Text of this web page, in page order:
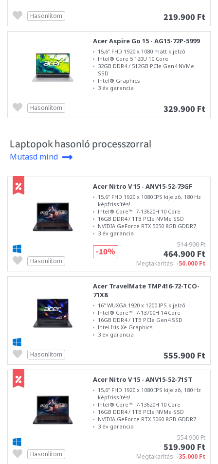
219.900 Ft
Hasonlítom
Acer Aspire Go 15 - AG15-72P-5999
15,6" FHD 1920 x 1080 matt kijelző
Intel® Core 5 120U 10 Core
32GB DDR4 / 512GB PCIe Gen4 NVMe
SSD
Intel® Graphics
3 év garancia
329.900 Ft
Hasonlítom
Laptopok hasonló processzorral
Mutasd mind
Acer Nitro V 15 - ANV15-52-73GF
15,6" FHD 1920 x 1080 IPS kijelző, 180 Hz
képfrissítés!
Intel® Core™ i7-13620H 10 Core
16GB DDR4 / 1TB PCIe NVMe SSD
NVIDIA GeForce RTX 5050 8GB GDDR7
3 év garancia
514.900 Ft
464.900 Ft
Megtakarítás: -50.000 Ft
-10%
Hasonlítom
Acer TravelMate TMP416-72-TCO-
71X8
16" WUXGA 1920 x 1200 IPS kijelző
Intel® Core™ i7-13700H 14 Core
16GB DDR4 / 1TB PCIe Gen4 SSD
Intel Iris Xe Graphics
3 év garancia
555.900 Ft
Hasonlítom
Acer Nitro V 15 - ANV15-52-71ST
15,6" FHD 1920 x 1080 IPS kijelző, 180 Hz
képfrissítés!
Intel® Core™ i7-13620H 10 Core
16GB DDR4 / 1TB PCIe NVMe SSD
NVIDIA GeForce RTX 5060 8GB GDDR7
3 év garancia
554.900 Ft
519.900 Ft
Megtakarítás: -35.000 Ft
Hasonlítom